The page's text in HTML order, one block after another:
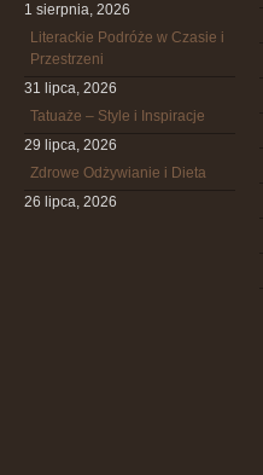
1 sierpnia, 2026
Literackie Podróże w Czasie i
Przestrzeni
31 lipca, 2026
Tatuaże – Style i Inspiracje
29 lipca, 2026
Zdrowe Odżywianie i Dieta
26 lipca, 2026